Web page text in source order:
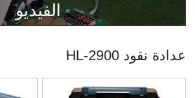
الفيديو
عدادة نقود HL-2900